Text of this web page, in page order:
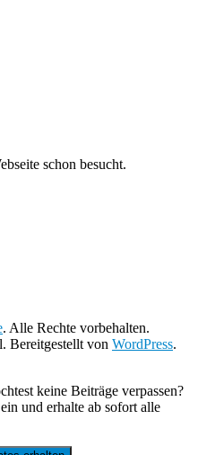
schon besucht.
. Alle Rechte vorbehalten.
Bereitgestellt von WordPress.
keine Beiträge verpassen?
und erhalte ab sofort alle